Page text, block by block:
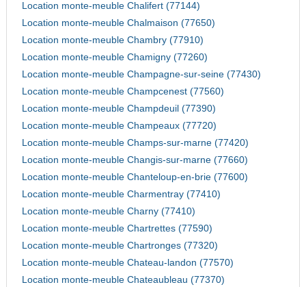
Location monte-meuble Chalifert (77144)
Location monte-meuble Chalmaison (77650)
Location monte-meuble Chambry (77910)
Location monte-meuble Chamigny (77260)
Location monte-meuble Champagne-sur-seine (77430)
Location monte-meuble Champcenest (77560)
Location monte-meuble Champdeuil (77390)
Location monte-meuble Champeaux (77720)
Location monte-meuble Champs-sur-marne (77420)
Location monte-meuble Changis-sur-marne (77660)
Location monte-meuble Chanteloup-en-brie (77600)
Location monte-meuble Charmentray (77410)
Location monte-meuble Charny (77410)
Location monte-meuble Chartrettes (77590)
Location monte-meuble Chartronges (77320)
Location monte-meuble Chateau-landon (77570)
Location monte-meuble Chateaubleau (77370)